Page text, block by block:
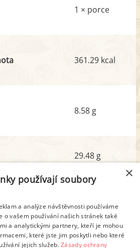
1 × porce
361.29 kcal
8.58 g
29.48 g
4.10 g
kyseliny
21.62 g
4.33 g
×
používají soubory
a analýze návštěvnosti používáme
o vašem používání našich stránek také
a analytickými partnery, kteří je mohou
které jste jim poskytli nebo které
jejich služeb.Zásady ochrany